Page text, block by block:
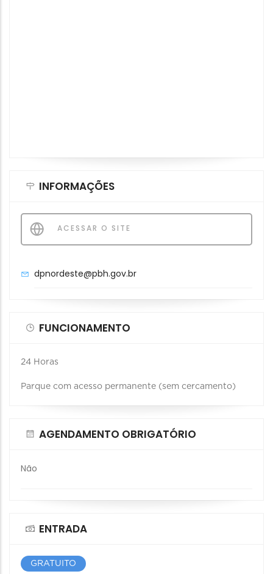
INFORMAÇÕES
ACESSAR O SITE
dpnordeste@pbh.gov.br
FUNCIONAMENTO
24 Horas
Parque com acesso permanente (sem cercamento)
AGENDAMENTO OBRIGATÓRIO
Não
ENTRADA
GRATUITO